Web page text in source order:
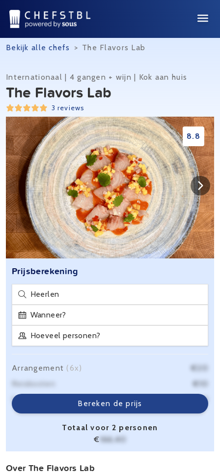
Bekijk alle chefs > The Flavors Lab
Internationaal | 4 gangen + wijn | Kok aan huis
The Flavors Lab
3 reviews
8.8
Prijsberekening
Heerlen
Wanneer?
Hoeveel personen?
Bereken de prijs
Arrangement (6x)
€20
Reiskosten
€10
Servicekosten
€6,40
Totaal voor 2 personen
€ 166,40
Over The Flavors Lab